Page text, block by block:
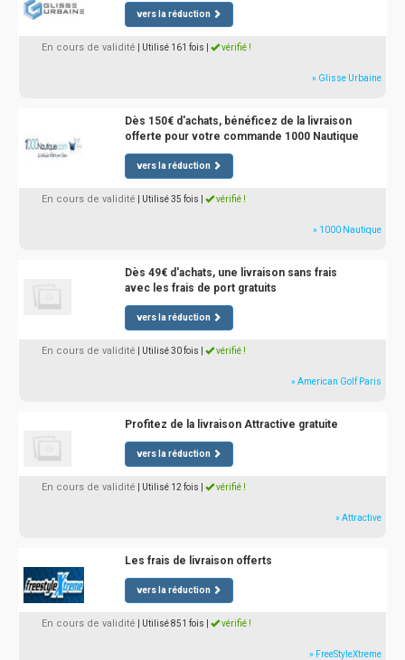
vers la réduction
En cours de validité | Utilisé 161 fois vérifié !
» Glisse Urbaine
Dès 150€ d'achats, bénéficez de la livraison
offerte pour votre commande 1000 Nautique
vers la réduction
En cours de validité | Utilisé 35 fois vérifié !
» 1000 Nautique
Dès 49€ d'achats, une livraison sans frais
avec les frais de port gratuits
vers la réduction
En cours de validité | Utilisé 30 fois vérifié !
» American Golf Paris
Profitez de la livraison Attractive gratuite
vers la réduction
En cours de validité | Utilisé 12 fois vérifié !
» Attractive
Les frais de livraison offerts
vers la réduction
En cours de validité | Utilisé 851 fois vérifié !
» FreeStyleXtreme